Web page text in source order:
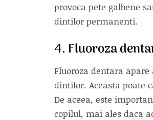
provoca pete galbene
dintilor permanenti.
4. Fluoroza
Fluoroza dentara
dintilor. Aceasta poate
De aceea, este
copilul, mai ales daca